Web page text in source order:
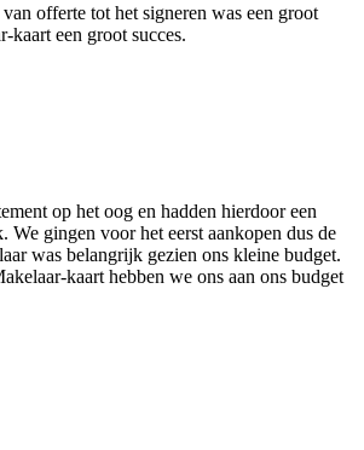
offerte tot het signeren was een groot
kaart een groot succes.
op het oog en hadden hierdoor een
We gingen voor het eerst aankopen dus de
was belangrijk gezien ons kleine budget.
kaart hebben we ons aan ons budget